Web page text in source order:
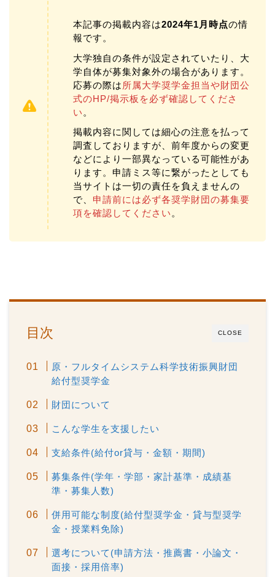
本記事の掲載内容は2024年1月時点の情
報です。
大学独自の条件が設定されていたり、大
学自体が募集対象外の場合があります。
応募の際は 所属大学奨学金担当や財団公
式のHP/掲示板を必ず確認してくださ
い 。
掲載内容に関しては細心の注意を払って
調査しておりますが、前年度からの変更
などにより一部異なっている可能性があ
ります。申請ミス等に繋がったとしても
当サイトは一切の責任を負えませんの
で、 申請前には必ず各奨学財団の募集要
項を確認してください 。
CLOSE
目次
原・フルタイムシステム科学技術振興財団
給付型奨学金
財団について
こんな学生を支援したい
支給条件(給付or貸与・金額・期間)
募集条件(学年・学部・家計基準・成績基
準・募集人数)
併用可能な制度(給付型奨学金・貸与型奨学
金・授業料免除)
選考について(申請方法・推薦書・小論文・
面接・採用倍率)